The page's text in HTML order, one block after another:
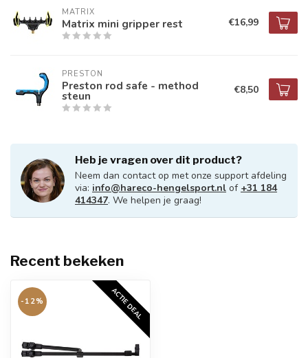
MATRIX
Matrix mini gripper rest €16,99
PRESTON
Preston rod safe - method
steun €8,50
Heb je vragen over dit product?
Neem dan contact op met onze support afdeling
via: info@hareco-hengelsport.nl of +31 184
414347. We helpen je graag!
Recent bekeken
ACTIE DEAL
-12%